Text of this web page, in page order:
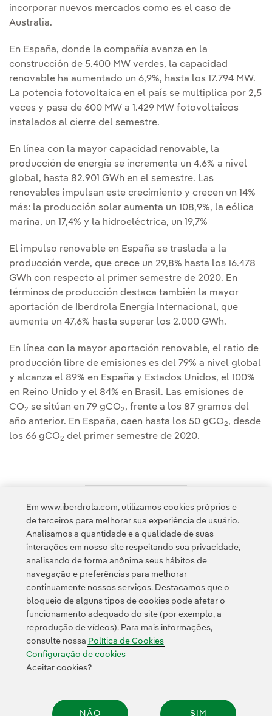
incorporar nuevos mercados como es el caso de
Australia.
En España, donde la compañía avanza en la
construcción de 5.400 MW verdes, la capacidad
renovable ha aumentado un 6,9%, hasta los 17.794 MW.
La potencia fotovoltaica en el país se multiplica por 2,5
veces y pasa de 600 MW a 1.429 MW fotovoltaicos
instalados al cierre del semestre.
En línea con la mayor capacidad renovable, la
producción de energía se incrementa un 4,6% a nivel
global, hasta 82.901 GWh en el semestre. Las
renovables impulsan este crecimiento y crecen un 14%
más: la producción solar aumenta un 108,9%, la eólica
marina, un 17,4% y la hidroeléctrica, un 19,7%
El impulso renovable en España se traslada a la
producción verde, que crece un 29,8% hasta los 16.478
GWh con respecto al primer semestre de 2020. En
términos de producción destaca también la mayor
aportación de Iberdrola Energía Internacional, que
aumenta un 47,6% hasta superar los 2.000 GWh.
En línea con la mayor aportación renovable, el ratio de
producción libre de emisiones es del 79% a nivel global
y alcanza el 89% en España y Estados Unidos, el 100%
en Reino Unido y el 84% en Brasil. Las emisiones de
CO2 se sitúan en 79 gCO2, frente a los 87 gramos del
año anterior. En España, caen hasta los 50 gCO2, desde
los 66 gCO2 del primer semestre de 2020.
Acesso a informação legal
Contato Clientes Política de Privacidade Informação legal
Transparência no uso da IA Política de cookies Configuração de cookies
Acessibilidade Canal de denúncias
© 2026 Iberdrola, S.A. Todos os direitos reservados.
Em www.iberdrola.com, utilizamos cookies próprios e
de terceiros para melhorar sua experiência de usuário.
Analisamos a quantidade e a qualidade de suas
interações em nosso site respeitando sua privacidade,
analisando de forma anônima seus hábitos de
navegação e preferências para melhorar
continuamente nossos serviços. Destacamos que o
bloqueio de alguns tipos de cookies pode afetar o
funcionamento adequado do site (por exemplo, a
reprodução de vídeos). Para mais informações,
consulte nossa Política de Cookies
Configuração de cookies
Aceitar cookies?
NÃO SIM